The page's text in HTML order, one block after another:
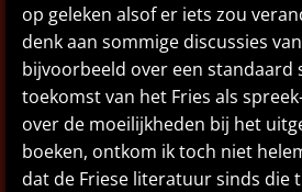
op geleken alsof er iets zou
denk aan sommige discussies
bijvoorbeeld over een standaard
toekomst van het Fries als
over de moeilijkheden bij het
boeken, ontkom ik toch niet
dat de Friese literatuur sinds die